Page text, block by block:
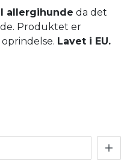
allergihunde da det
Produktet er
Lavet i EU.